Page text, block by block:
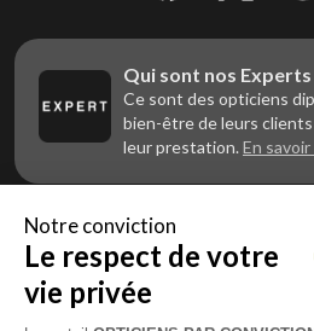
Qui sont nos Experts
Ce sont des opticiens
bien-être de leurs
leur prestation. En savoir
Vous êtes un
vous souhaitez nous
Contactez Alliance Optic,
Notre conviction
Le respect de votre
vie privée